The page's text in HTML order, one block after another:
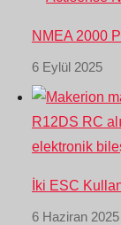
NMEA 2000
6 Eylül 2025
İki ESC
6 Haziran 2025